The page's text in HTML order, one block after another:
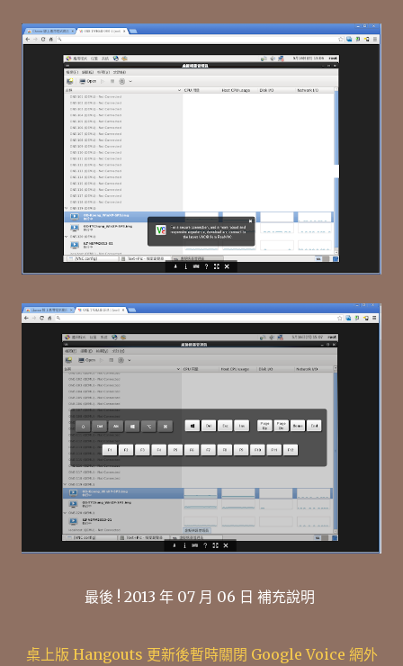
最後 ! 2013 年 07 月 06 日 補充說明
桌上版 Hangouts 更新後暫時關閉 Google Voice 網外